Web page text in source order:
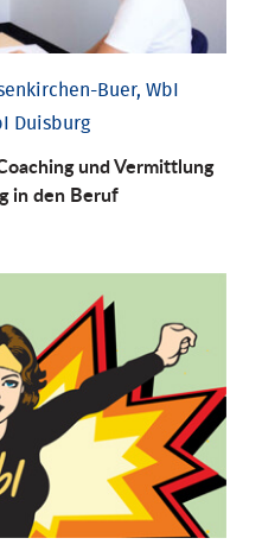
Buer, WbI
Duisburg
und Vermittlung
in den Beruf